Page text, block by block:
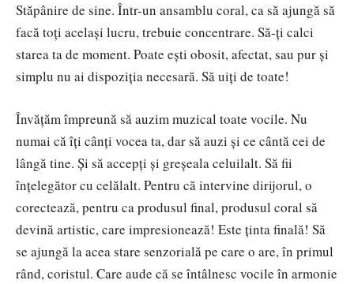
Stăpânire de sine. Într-un ansamblu coral, ca să ajungă să
facă toți același lucru, trebuie concentrare. Să-ți calci
starea ta de moment. Poate ești obosit, afectat, sau pur și
simplu nu ai dispoziția necesară. Să uiți de toate!
Învățăm împreună să auzim muzical toate vocile. Nu
numai că îți cânți vocea ta, dar să auzi și ce cântă cei de
lângă tine. Și să accepți și greșeala celuilalt. Să fii
înțelegător cu celălalt. Pentru că intervine dirijorul, o
corectează, pentru ca produsul final, produsul coral să
devină artistic, care impresionează! Este ținta finală! Să
se ajungă la acea stare senzorială pe care o are, în primul
rând, coristul. Care aude că se întâlnesc vocile în armonie